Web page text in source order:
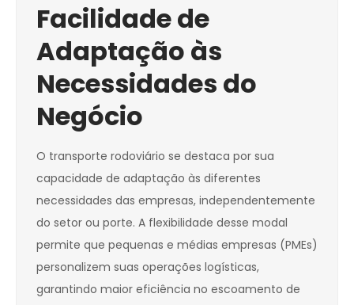
Facilidade de
Adaptação às
Necessidades do
Negócio
O transporte rodoviário se destaca por sua
capacidade de adaptação às diferentes
necessidades das empresas, independentemente
do setor ou porte. A flexibilidade desse modal
permite que pequenas e médias empresas (PMEs)
personalizem suas operações logísticas,
garantindo maior eficiência no escoamento de